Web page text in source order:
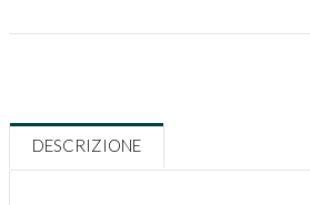
DESCRIZIONE